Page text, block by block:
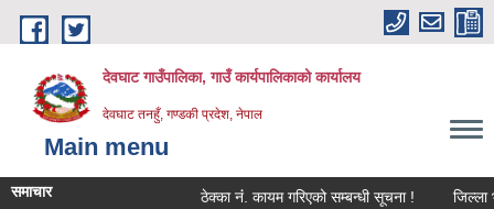
Skip to main content
देवघाट गाउँपालिका, गाउँ कार्यपालिकाको कार्यालय
देवघाट तनहुँ, गण्डकी प्रदेश, नेपाल
Main menu
समाचार ठेक्का नंं. कायम गरिएको सम्बन्धी सूचना ! जिल्ला